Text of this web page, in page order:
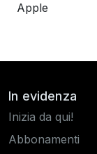
Apple
In evidenza
Inizia da qui!
Abbonamenti